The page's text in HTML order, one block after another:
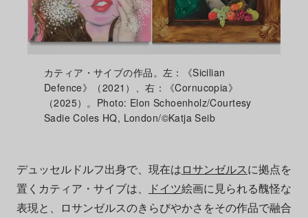
カティア・サイブの作品。左：《Sicilian
Defence》（2021）、右：《Cornucopia》
（2025）。Photo: Elon Schoenholz/Courtesy
Sadie Coles HQ, London/©Katja Seib
デュッセルドルフ出身で、現在はロサンゼルスに拠点を
置くカティア・サイブは、
ドイツ絵画に見られる醜怪な
表現と、ロサンゼルスのきらびやかさをその作品で融合